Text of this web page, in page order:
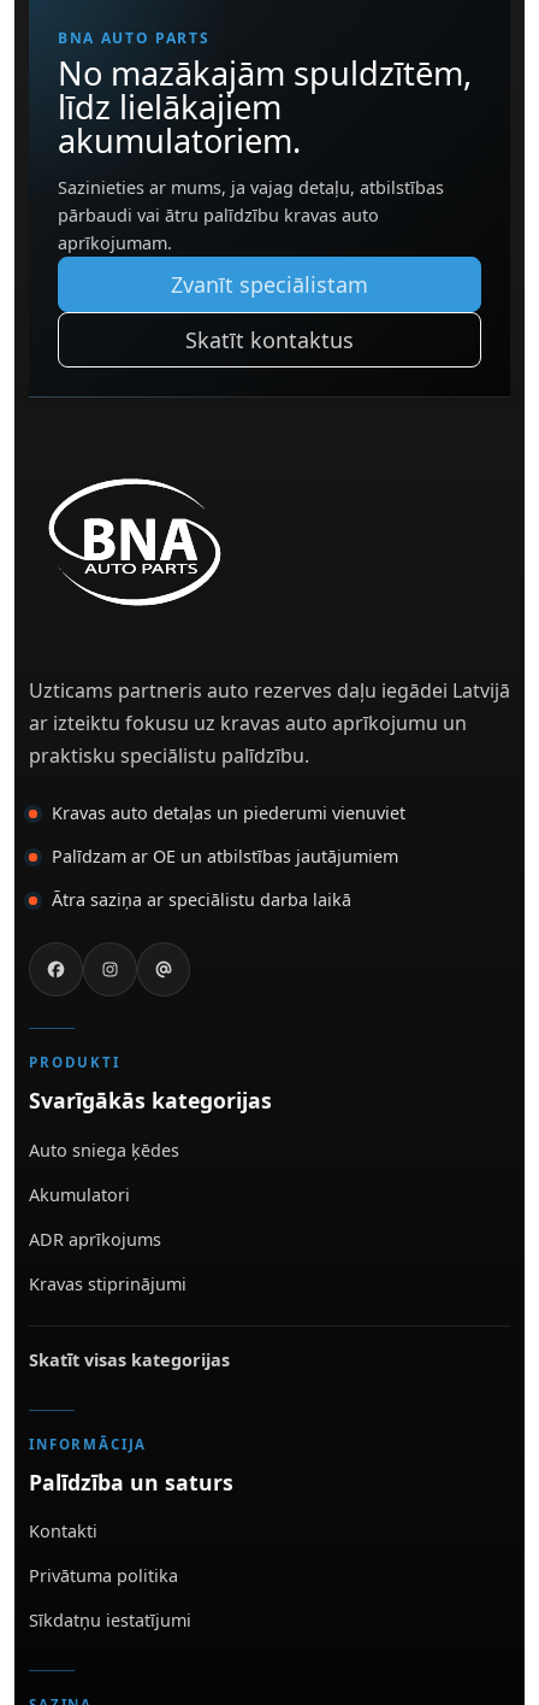
BNA AUTO PARTS
No mazākajām spuldzītēm,
līdz lielākajiem
akumulatoriem.
Sazinieties ar mums, ja vajag detaļu, atbilstības
pārbaudi vai ātru palīdzību kravas auto
aprīkojumam.
Zvanīt speciālistam
Skatīt kontaktus
Uzticams partneris auto rezerves daļu iegādei Latvijā
ar izteiktu fokusu uz kravas auto aprīkojumu un
praktisku speciālistu palīdzību.
Kravas auto detaļas un piederumi vienuviet
Palīdzam ar OE un atbilstības jautājumiem
Ātra saziņa ar speciālistu darba laikā
PRODUKTI
Svarīgākās kategorijas
Auto sniega ķēdes
Akumulatori
ADR aprīkojums
Kravas stiprinājumi
Skatīt visas kategorijas
INFORMĀCIJA
Palīdzība un saturs
Kontakti
Privātuma politika
Sīkdatņu iestatījumi